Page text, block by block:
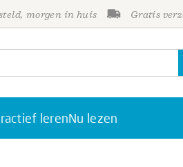
morgen in huis Gratis
lerenNu lezen